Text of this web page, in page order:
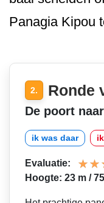
Panagia Kipou
2. Ronde
De poort
ik was daar
Evaluatie:
Hoogte: 23 m /